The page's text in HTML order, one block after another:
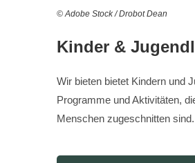
© Adobe Stock / Drobot Dean
Kinder &
Wir bieten bietet Kindern und
Programme und Aktivitäten,
Menschen zugeschnitten sind.